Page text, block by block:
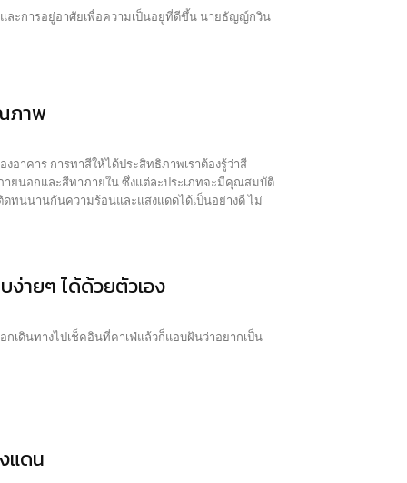
ยู่อาศัยเพื่อความเป็นอยู่ที่ดีขึ้น นายธัญญ์กวิน
ภาพ
าคาร การทาสีให้ได้ประสิทธิภาพเราต้องรู้ว่าสี
ง่ายๆ ได้ด้วยตัวเอง
แดน